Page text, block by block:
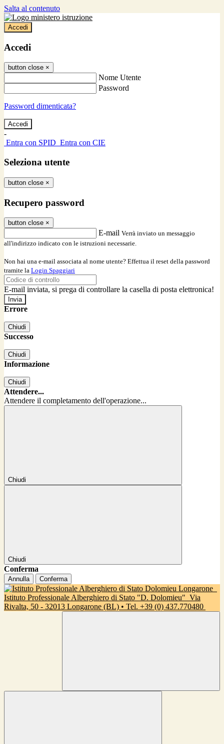
Salta al contenuto
Accedi
Accedi
button close ×
Nome Utente
Password
Password dimenticata?
-
Entra con SPID Entra con CIE
Seleziona utente
button close ×
Recupero password
button close ×
E-mail Verrà inviato un messaggio
all'indirizzo indicato con le istruzioni necessarie.
Non hai una e-mail associata al nome utente? Effettua il reset della password
tramite la Login Spaggiari
E-mail inviata, si prega di controllare la casella di posta elettronica!
Errore
Chiudi
Successo
Chiudi
Informazione
Chiudi
Attendere...
Attendere il completamento dell'operazione...
Chiudi
Chiudi
Conferma
Annulla Conferma
Istituto Professionale Alberghiero di Stato "D. Dolomieu" Via
Rivalta, 50 - 32013 Longarone (BL) • Tel. +39 (0) 437.770480